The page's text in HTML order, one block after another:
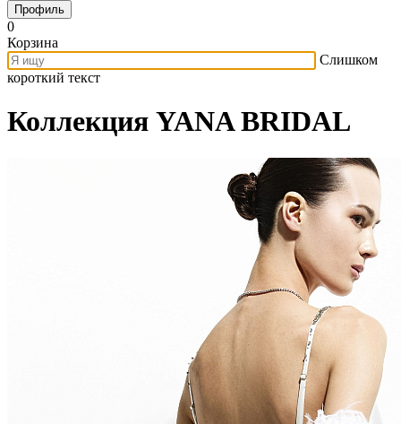
Профиль
0
Корзина
Слишком
короткий текст
Коллекция YANA BRIDAL